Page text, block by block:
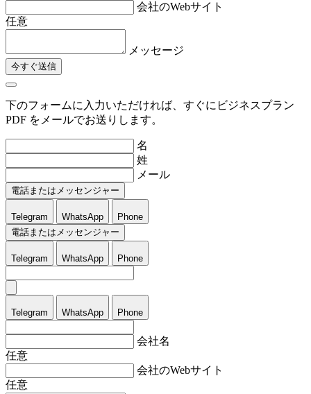
会社のWebサイト
任意
メッセージ
今すぐ送信
下のフォームに入力いただければ、すぐにビジネスプラン
PDF をメールでお送りします。
名
姓
メール
電話またはメッセンジャー
Telegram WhatsApp
Phone
電話またはメッセンジャー
Telegram WhatsApp Phone
Telegram WhatsApp Phone
会社名
任意
会社のWebサイト
任意